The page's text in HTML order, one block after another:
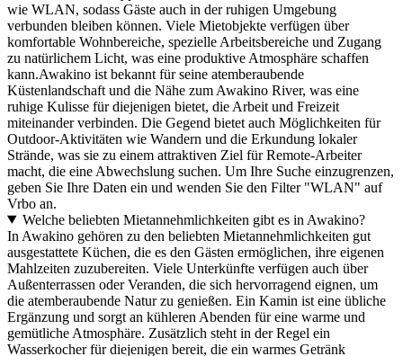
wie WLAN, sodass Gäste auch in der ruhigen Umgebung
verbunden bleiben können. Viele Mietobjekte verfügen über
komfortable Wohnbereiche, spezielle Arbeitsbereiche und Zugang
zu natürlichem Licht, was eine produktive Atmosphäre schaffen
kann.Awakino ist bekannt für seine atemberaubende
Küstenlandschaft und die Nähe zum Awakino River, was eine
ruhige Kulisse für diejenigen bietet, die Arbeit und Freizeit
miteinander verbinden. Die Gegend bietet auch Möglichkeiten für
Outdoor-Aktivitäten wie Wandern und die Erkundung lokaler
Strände, was sie zu einem attraktiven Ziel für Remote-Arbeiter
macht, die eine Abwechslung suchen. Um Ihre Suche einzugrenzen,
geben Sie Ihre Daten ein und wenden Sie den Filter "WLAN" auf
Vrbo an.
Welche beliebten Mietannehmlichkeiten gibt es in Awakino?
In Awakino gehören zu den beliebten Mietannehmlichkeiten gut
ausgestattete Küchen, die es den Gästen ermöglichen, ihre eigenen
Mahlzeiten zuzubereiten. Viele Unterkünfte verfügen auch über
Außenterrassen oder Veranden, die sich hervorragend eignen, um
die atemberaubende Natur zu genießen. Ein Kamin ist eine übliche
Ergänzung und sorgt an kühleren Abenden für eine warme und
gemütliche Atmosphäre. Zusätzlich steht in der Regel ein
Wasserkocher für diejenigen bereit, die ein warmes Getränk